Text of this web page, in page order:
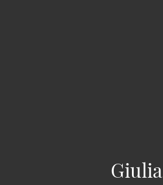
Giulia